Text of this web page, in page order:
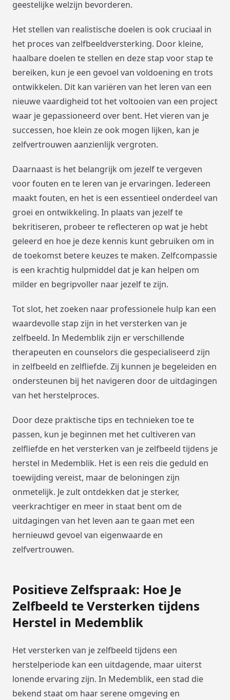
geestelijke welzijn bevorderen.
Het stellen van realistische doelen is ook cruciaal in
het proces van zelfbeeldversterking. Door kleine,
haalbare doelen te stellen en deze stap voor stap te
bereiken, kun je een gevoel van voldoening en trots
ontwikkelen. Dit kan variëren van het leren van een
nieuwe vaardigheid tot het voltooien van een project
waar je gepassioneerd over bent. Het vieren van je
successen, hoe klein ze ook mogen lijken, kan je
zelfvertrouwen aanzienlijk vergroten.
Daarnaast is het belangrijk om jezelf te vergeven
voor fouten en te leren van je ervaringen. Iedereen
maakt fouten, en het is een essentieel onderdeel van
groei en ontwikkeling. In plaats van jezelf te
bekritiseren, probeer te reflecteren op wat je hebt
geleerd en hoe je deze kennis kunt gebruiken om in
de toekomst betere keuzes te maken. Zelfcompassie
is een krachtig hulpmiddel dat je kan helpen om
milder en begripvoller naar jezelf te zijn.
Tot slot, het zoeken naar professionele hulp kan een
waardevolle stap zijn in het versterken van je
zelfbeeld. In Medemblik zijn er verschillende
therapeuten en counselors die gespecialiseerd zijn
in zelfbeeld en zelfliefde. Zij kunnen je begeleiden en
ondersteunen bij het navigeren door de uitdagingen
van het herstelproces.
Door deze praktische tips en technieken toe te
passen, kun je beginnen met het cultiveren van
zelfliefde en het versterken van je zelfbeeld tijdens je
herstel in Medemblik. Het is een reis die geduld en
toewijding vereist, maar de beloningen zijn
onmetelijk. Je zult ontdekken dat je sterker,
veerkrachtiger en meer in staat bent om de
uitdagingen van het leven aan te gaan met een
hernieuwd gevoel van eigenwaarde en
zelfvertrouwen.
Positieve Zelfspraak: Hoe Je
Zelfbeeld te Versterken tijdens
Herstel in Medemblik
Het versterken van je zelfbeeld tijdens een
herstelperiode kan een uitdagende, maar uiterst
lonende ervaring zijn. In Medemblik, een stad die
bekend staat om haar serene omgeving en